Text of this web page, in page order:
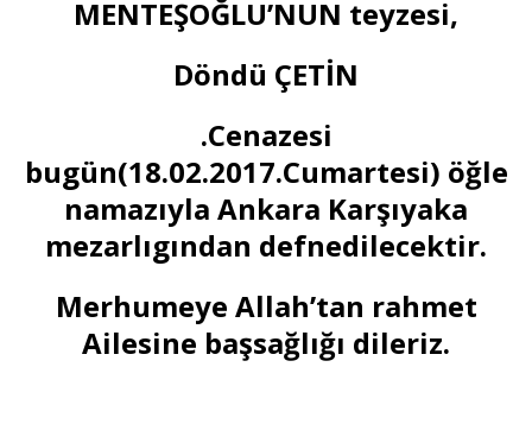
MENTEŞOĞLU’NUN teyzesi,
Döndü ÇETİN
.Cenazesi
bugün(18.02.2017.Cumartesi) öğle
namazıyla Ankara Karşıyaka
mezarlıgından defnedilecektir.
Merhumeye Allah’tan rahmet
Ailesine başsağlığı dileriz.